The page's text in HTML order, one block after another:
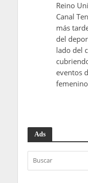
Reino
Canal
más
del
lado del
eventos
Ads